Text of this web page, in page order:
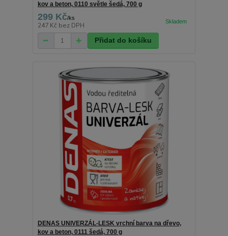
kov a beton, 0110 světle šedá, 700 g
299 Kč/ks
247 Kč bez DPH
Přidat do košíku
DENAS UNIVERZÁL-LESK vrchní barva na dřevo,
kov a beton, 0111 šedá, 700 g